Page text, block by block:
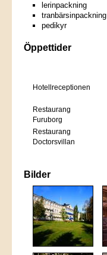
lerinpackning
tranbärsinpackning
pedikyr
Öppettider
Hotellreceptionen
Restaurang
Furuborg
Restaurang
Doctorsvillan
Bilder